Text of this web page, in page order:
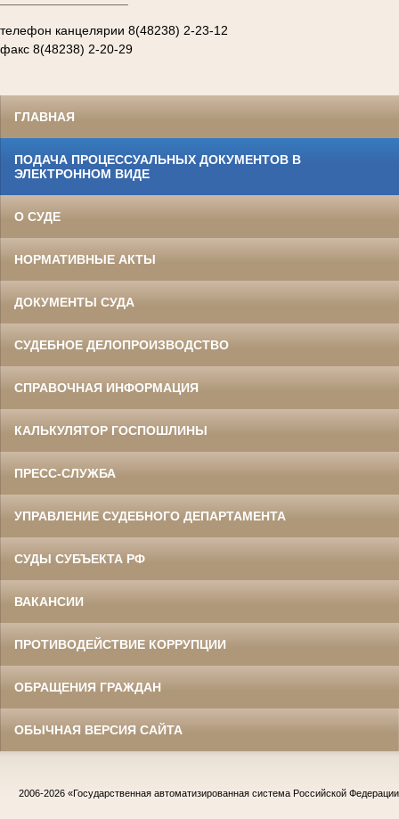
телефон канцелярии 8(48238) 2-23-12
факс 8(48238) 2-20-29
ГЛАВНАЯ
ПОДАЧА ПРОЦЕССУАЛЬНЫХ ДОКУМЕНТОВ В
ЭЛЕКТРОННОМ ВИДЕ
О СУДЕ
НОРМАТИВНЫЕ АКТЫ
ДОКУМЕНТЫ СУДА
СУДЕБНОЕ ДЕЛОПРОИЗВОДСТВО
СПРАВОЧНАЯ ИНФОРМАЦИЯ
КАЛЬКУЛЯТОР ГОСПОШЛИНЫ
ПРЕСС-СЛУЖБА
УПРАВЛЕНИЕ СУДЕБНОГО ДЕПАРТАМЕНТА
СУДЫ СУБЪЕКТА РФ
ВАКАНСИИ
ПРОТИВОДЕЙСТВИЕ КОРРУПЦИИ
ОБРАЩЕНИЯ ГРАЖДАН
ОБЫЧНАЯ ВЕРСИЯ САЙТА
2006-2026 «Государственная автоматизированная система Российской